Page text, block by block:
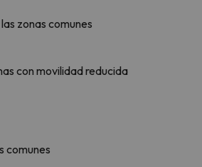
zonas comunes
con movilidad reducida
comunes